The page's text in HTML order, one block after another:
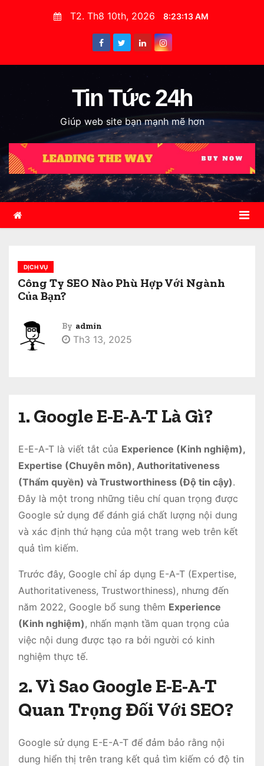
t
e
n
t
T2. Th8 10th, 2026 8:23:14 AM
Tin Tức 24h
Giúp web site bạn mạnh mẽ hơn
DỊCH VỤ
Công Ty SEO Nào Phù Hợp Với Ngành
Của Bạn?
By admin
Th3 13, 2025
1. Google E-E-A-T Là Gì?
E-E-A-T là viết tắt của Experience (Kinh nghiệm),
Expertise (Chuyên môn), Authoritativeness
(Thẩm quyền) và Trustworthiness (Độ tin cậy).
Đây là một trong những tiêu chí quan trọng được
Google sử dụng để đánh giá chất lượng nội dung
và xác định thứ hạng của một trang web trên kết
quả tìm kiếm.
Trước đây, Google chỉ áp dụng E-A-T (Expertise,
Authoritativeness, Trustworthiness), nhưng đến
năm 2022, Google bổ sung thêm Experience
(Kinh nghiệm), nhấn mạnh tầm quan trọng của
việc nội dung được tạo ra bởi người có kinh
nghiệm thực tế.
2. Vì Sao Google E-E-A-T
Quan Trọng Đối Với SEO?
Google sử dụng E-E-A-T để đảm bảo rằng nội
dung hiển thị trên trang kết quả tìm kiếm có độ tin